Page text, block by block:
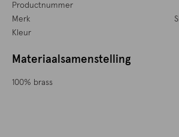
Productnummer
Merk
Kleur
Materiaalsamenstelling
100% brass